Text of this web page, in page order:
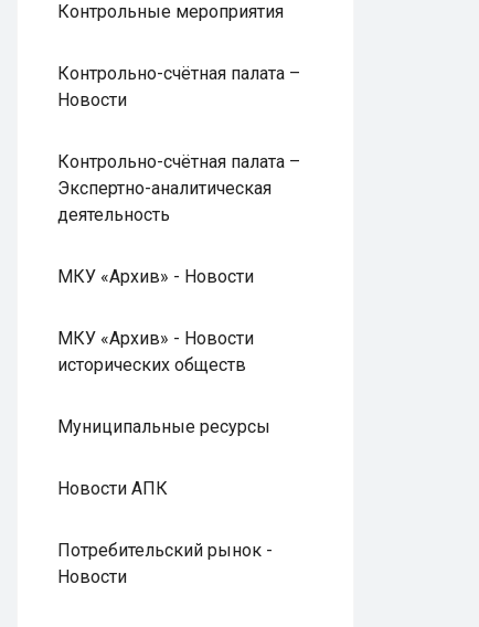
Контрольные мероприятия
Контрольно-счётная палата –
Новости
Контрольно-счётная палата –
Экспертно-аналитическая
деятельность
МКУ «Архив» - Новости
МКУ «Архив» - Новости
исторических обществ
Муниципальные ресурсы
Новости АПК
Потребительский рынок -
Новости